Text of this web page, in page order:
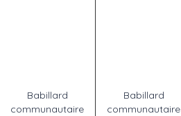
Babillard
communautaire
Babillard
communautaire